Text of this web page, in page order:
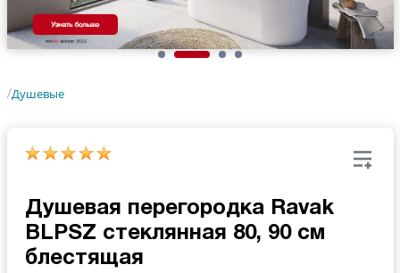
/Душевые
Душевая перегородка Ravak
BLPSZ стеклянная 80, 90 см
блестящая